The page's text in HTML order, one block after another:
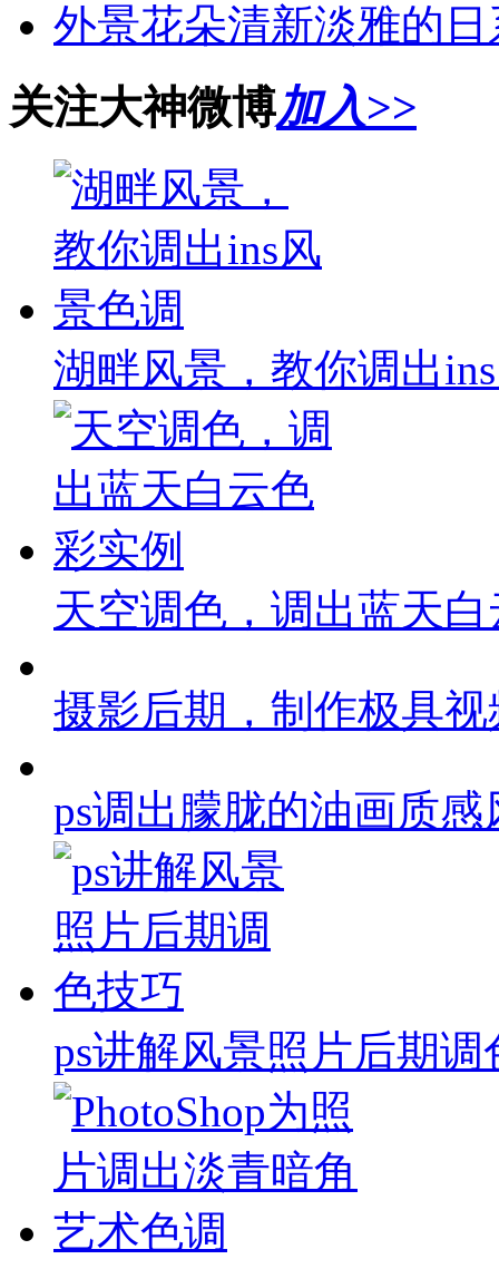
外景花朵清新淡雅的
关注大神微博加入>>
湖畔风景，教你调出
天空调色，调出蓝天
摄影后期，制作极具
ps调出朦胧的油画质感
ps讲解风景照片后期调